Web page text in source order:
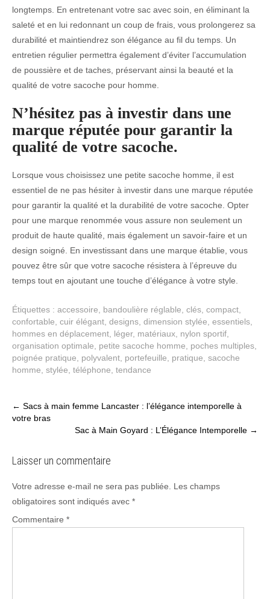
longtemps. En entretenant votre sac avec soin, en éliminant la
saleté et en lui redonnant un coup de frais, vous prolongerez sa
durabilité et maintiendrez son élégance au fil du temps. Un
entretien régulier permettra également d’éviter l’accumulation
de poussière et de taches, préservant ainsi la beauté et la
qualité de votre sacoche pour homme.
N’hésitez pas à investir dans une
marque réputée pour garantir la
qualité de votre sacoche.
Lorsque vous choisissez une petite sacoche homme, il est
essentiel de ne pas hésiter à investir dans une marque réputée
pour garantir la qualité et la durabilité de votre sacoche. Opter
pour une marque renommée vous assure non seulement un
produit de haute qualité, mais également un savoir-faire et un
design soigné. En investissant dans une marque établie, vous
pouvez être sûr que votre sacoche résistera à l’épreuve du
temps tout en ajoutant une touche d’élégance à votre style.
Étiquettes : accessoire bandoulière réglable clés compact
confortable cuir élégant designs dimension stylée essentiels
hommes en déplacement léger, matériaux nylon sportif
organisation optimale
petite sacoche homme poches multiples
poignée pratique
polyvalent portefeuille pratique sacoche
homme stylée téléphone tendance
Post
navigation
← Sacs à main femme Lancaster : l’élégance intemporelle à
votre bras
Sac à Main Goyard : L’Élégance Intemporelle →
Laisser un commentaire
Votre adresse e-mail ne sera pas publiée.
Les champs
obligatoires sont indiqués avec *
Commentaire *